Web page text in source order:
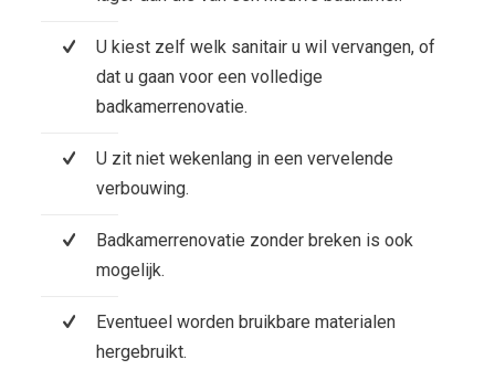
U kiest zelf welk sanitair u wil vervangen, of
dat u gaan voor een volledige
badkamerrenovatie.
U zit niet wekenlang in een vervelende
verbouwing.
Badkamerrenovatie zonder breken is ook
mogelijk.
Eventueel worden bruikbare materialen
hergebruikt.